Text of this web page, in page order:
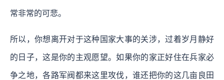
常非常的可悲。
所以，你想离开对于这种国家大事的关涉，过着岁月静好
的日子，这是你的主观愿望。如果你的家正好住在兵家必
争之地，各路军阀都来这里攻伐，谁还把你的这几亩良田